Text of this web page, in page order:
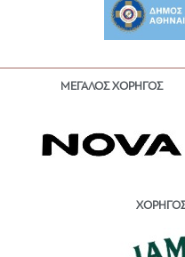
ΜΕΓΑΛΟΣ ΧΟΡΗΓΟΣ